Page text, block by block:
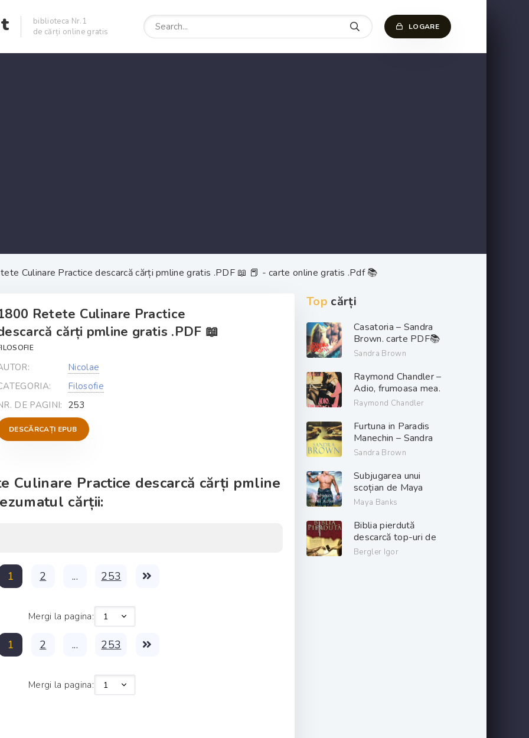
biblioteca Nr.1
de cărți online gratis
LOGARE
Culinare Practice descarcă cărți pmline gratis .PDF 📖 📕 - carte online gratis .Pdf 📚
Retete Culinare Practice
cărți pmline gratis .PDF 📖
Nicolae
Filosofie
DE PAGINI: 253
DESCĂRCAȚI EPUB
Culinare Practice descarcă cărți pmline
cărții:
1 2 ... 253
Mergi la pagina:
1 2 ... 253
Mergi la pagina:
Top cărți
Casatoria – Sandra
Brown. carte PDF📚
Sandra Brown
Raymond Chandler –
Adio, frumoasa mea.
PDF📚
Raymond Chandler
Furtuna in Paradis
Manechin – Sandra
Brown. PDF📚
Sandra Brown
Subjugarea unui
scoțian de Maya
Banks descarcă carți
gratis .pdf 📖
Maya Banks
Biblia pierdută
descarcă top-uri de
cărți online gratis
Bergler Igor